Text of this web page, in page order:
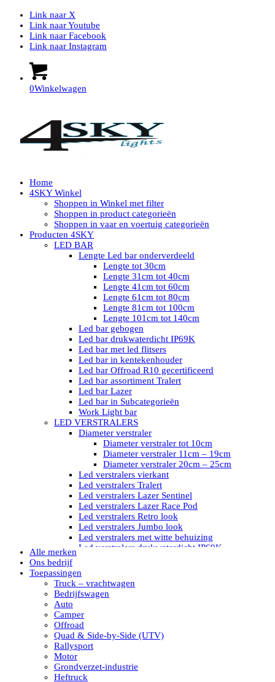
Link naar X
Link naar Youtube
Link naar Facebook
Link naar Instagram
0Winkelwagen
Home
4SKY Winkel
Shoppen in Winkel met filter
Shoppen in product categorieën
Shoppen in vaar en voertuig categorieën
Producten 4SKY
LED BAR
Lengte Led bar onderverdeeld
Lengte tot 30cm
Lengte 31cm tot 40cm
Lengte 41cm tot 60cm
Lengte 61cm tot 80cm
Lengte 81cm tot 100cm
Lengte 101cm tot 140cm
Led bar gebogen
Led bar drukwaterdicht IP69K
Led bar met led flitsers
Led bar in kentekenhouder
Led bar Offroad R10 gecertificeerd
Led bar assortiment Tralert
Led bar Lazer
Led bar in Subcategorieën
Work Light bar
LED VERSTRALERS
Diameter verstraler
Diameter verstraler tot 10cm
Diameter verstraler 11cm – 19cm
Diameter verstraler 20cm – 25cm
Led verstralers vierkant
Led verstralers Tralert
Led verstralers Lazer Sentinel
Led verstralers Lazer Race Pod
Led verstralers Retro look
Led verstralers Jumbo look
Led verstralers met witte behuizing
Led verstralers drukwaterdicht IP69K
LED WERKLAMPEN
Model werklamp
Led werklamp vierkant
Led werklamp ovaal
Led werklamp kleur wit
Combinatie LED werklampen
Led achteruitrijverlichting
Led onderbouw achteruitrijlamp
Alle merken
Ons bedrijf
Toepassingen
Truck – vrachtwagen
Bedrijfswagen
Auto
Camper
Offroad
Quad & Side-by-Side (UTV)
Rallysport
Motor
Grondverzet-industrie
Heftruck